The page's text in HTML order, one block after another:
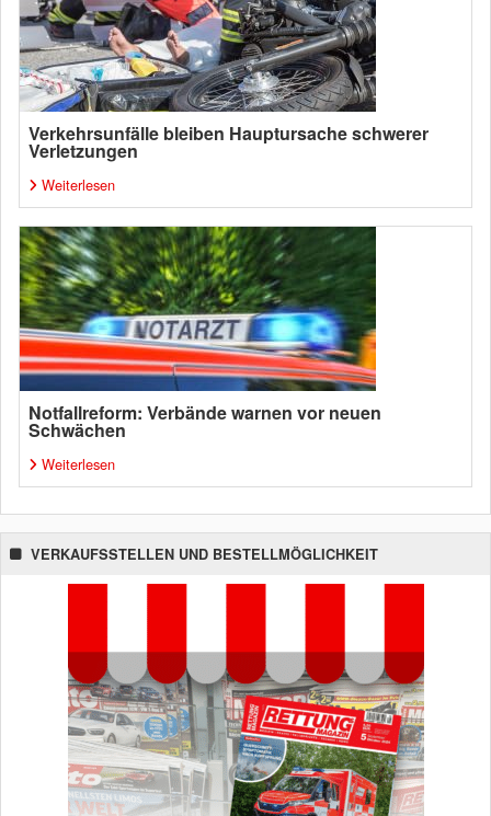
Verkehrsunfälle bleiben Hauptursache schwerer
Verletzungen
Weiterlesen
Notfallreform: Verbände warnen vor neuen
Schwächen
Weiterlesen
VERKAUFSSTELLEN UND BESTELLMÖGLICHKEIT